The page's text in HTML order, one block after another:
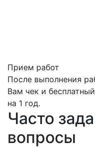
Прием работ
После выполнения
Вам чек и
на 1 год.
Часто
вопросы